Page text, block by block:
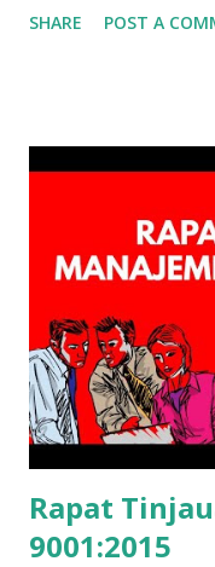
peryaratan ISO 9001
SHARE POST A
Rapat
9001:2015